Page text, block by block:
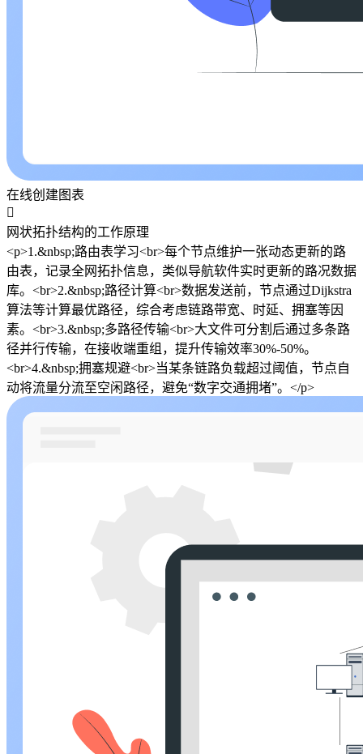
在线创建图表

网状拓扑结构的工作原理
<p>1.&nbsp;路由表学习<br>每个节点维护一张动态更新的路
由表，记录全网拓扑信息，类似导航软件实时更新的路况数据
库。<br>2.&nbsp;路径计算<br>数据发送前，节点通过Dijkstra
算法等计算最优路径，综合考虑链路带宽、时延、拥塞等因
素。<br>3.&nbsp;多路径传输<br>大文件可分割后通过多条路
径并行传输，在接收端重组，提升传输效率30%-50%。
<br>4.&nbsp;拥塞规避<br>当某条链路负载超过阈值，节点自
动将流量分流至空闲路径，避免“数字交通拥堵”。</p>